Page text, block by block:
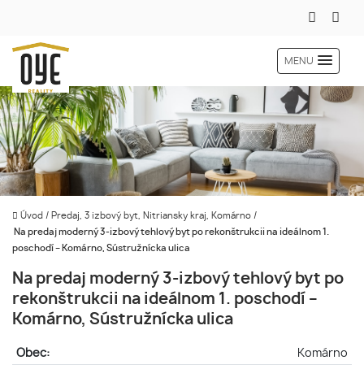
MENU
Úvod / Predaj, 3 izbový byt, Nitriansky kraj, Komárno /
Na predaj moderný 3-izbový tehlový byt po rekonštrukcii na ideálnom 1.
poschodí – Komárno, Sústružnícka ulica
Na predaj moderný 3-izbový tehlový byt po
rekonštrukcii na ideálnom 1. poschodí –
Komárno, Sústružnícka ulica
Obec:
Komárno